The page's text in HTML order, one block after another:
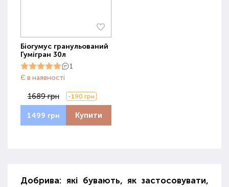
Біогумус гранульований
Гумігран 30л
1
Є в наявності
1689 грн -190 грн
1499 грн Купити
Добрива: які бувають, як застосовувати,